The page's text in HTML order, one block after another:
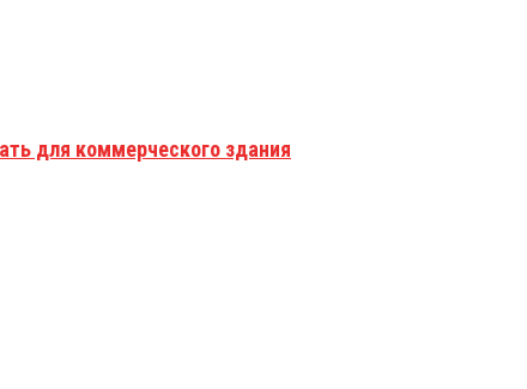
для коммерческого здания